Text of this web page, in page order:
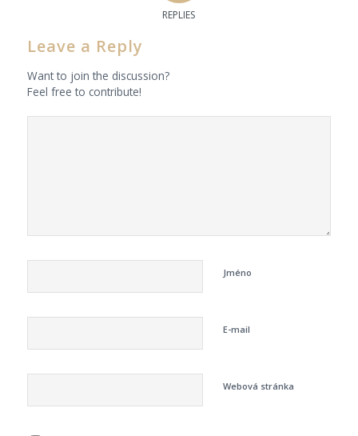
REPLIES
Leave a Reply
Want to join the discussion?
Feel free to contribute!
Jméno
E-mail
Webová stránka